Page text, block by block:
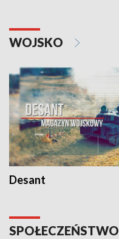
WOJSKO
Desant
SPOŁECZEŃSTWO